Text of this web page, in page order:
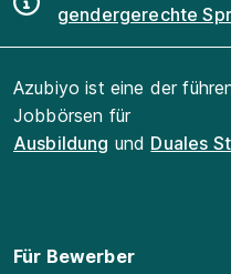
gendergerechte
Azubiyo ist eine der
Jobbörsen für
Ausbildung und Duales
Für Bewerber